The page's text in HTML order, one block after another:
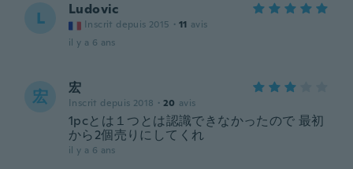
L Ludovic
Inscrit depuis 2015 · 11 avis
il y a 6 ans
宏 宏
Inscrit depuis 2018 · 20 avis
1pcとは１つとは認識できなかったので 最初
から2個売りにしてくれ
il y a 6 ans